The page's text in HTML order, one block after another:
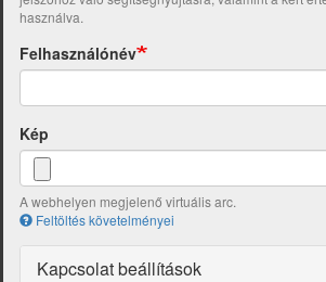
használva.
Felhasználónév
Kép
A webhelyen megjelenő virtuális arc.
Feltöltés követelményei
Kapcsolat beállítások